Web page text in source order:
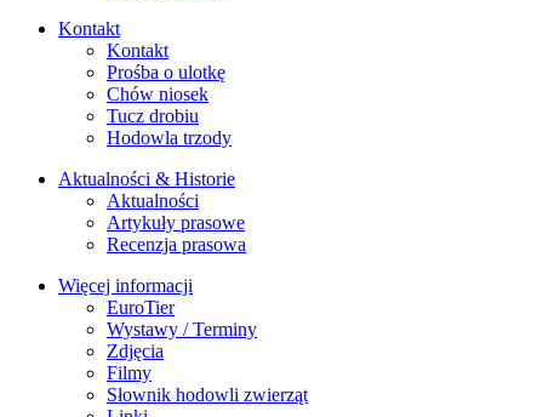
Kontakt
Kontakt
Prośba o ulotkę
Chów niosek
Tucz drobiu
Hodowla trzody
Aktualności & Historie
Aktualności
Artykuły prasowe
Recenzja prasowa
Więcej informacji
EuroTier
Wystawy / Terminy
Zdjęcia
Filmy
Słownik hodowli zwierząt